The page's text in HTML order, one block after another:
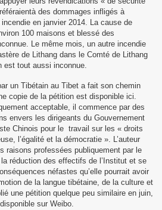
des dommages infligés à
en janvier 2014. La cause de
100 maisons et blessé des
Le même mois, un autre incendie
de Lithang dans le Comté de Lithang
tout aussi inconnue.
un Tibétain au Tibet a fait son chemin
copie de la pétition est disponible ici.
acceptable, il commence par des
envers les dirigeants du Gouvernement
Chinois pour le travail sur les « droits
l’égalité et la démocratie ». L’auteur
raisons professées publiquement par le
réduction des effectifs de l’Institut et se
néfastes qu’elle pourrait avoir
de la langue tibétaine, de la culture et
une pétition quelque peu similaire en juin,
sur Weibo.